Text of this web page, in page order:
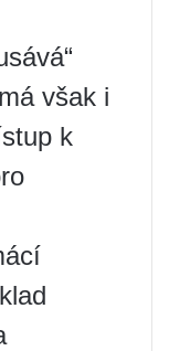
však i
k